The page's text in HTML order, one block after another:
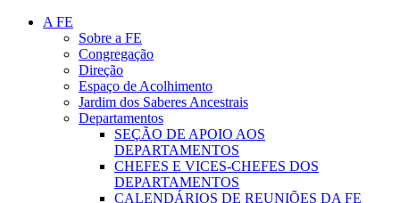
A FE
Sobre a FE
Congregação
Direção
Espaço de Acolhimento
Jardim dos Saberes Ancestrais
Departamentos
SEÇÃO DE APOIO AOS
DEPARTAMENTOS
CHEFES E VICES-CHEFES DOS
DEPARTAMENTOS
CALENDÁRIOS DE REUNIÕES DA FE